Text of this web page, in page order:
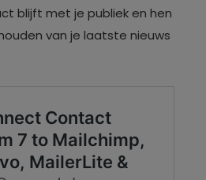
blijft met je publiek en hen
van je laatste nieuws